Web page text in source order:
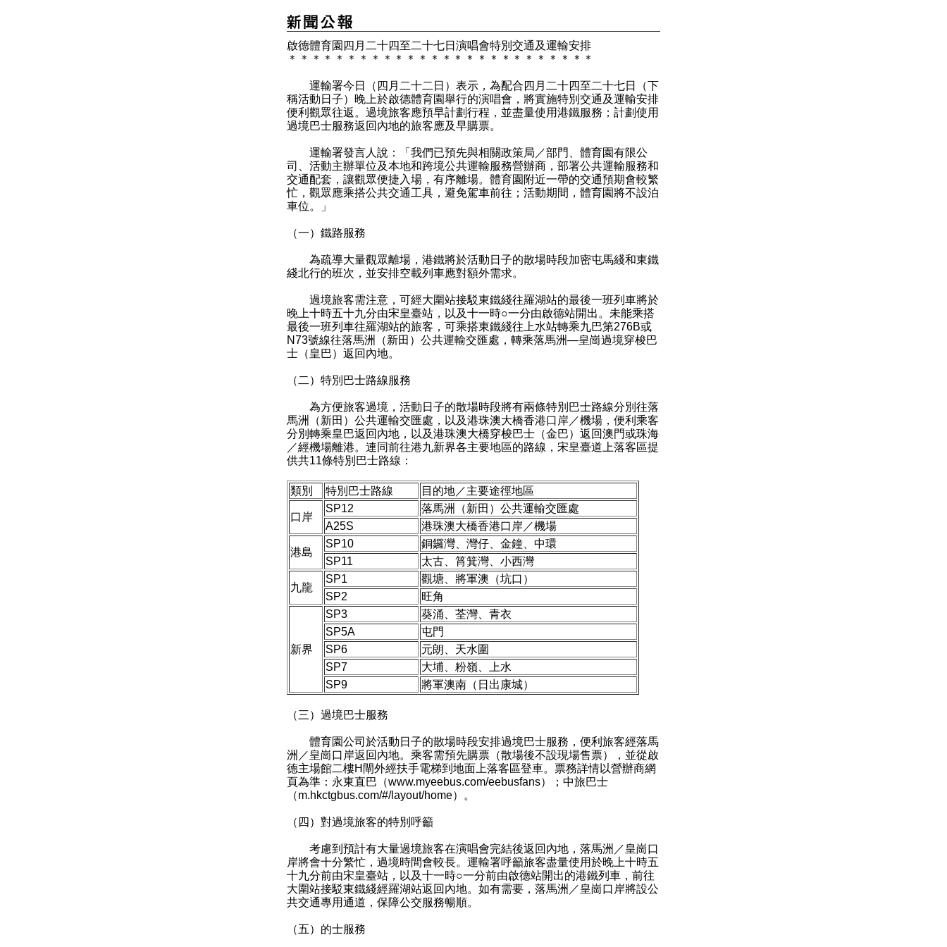
啟德體育園四月二十四至二十七日演唱會特別交通及運輸安排
＊
＊ ＊ ＊ ＊ ＊ ＊ ＊ ＊ ＊ ＊ ＊ ＊ ＊ ＊ ＊ ＊ ＊ ＊ ＊ ＊ ＊ ＊ ＊ ＊ ＊
運輸署今日（四月二十二日）表示，為配合四月二十四至二十七日（下
稱活動日子）晚上於啟德體育園舉行的演唱會，將實施特別交通及運輸安排
便利觀眾往返。過境旅客應預早計劃行程，並盡量使用港鐵服務；計劃使用
過境巴士服務返回內地的旅客應及早購票。
運輸署發言人說：「我們已預先與相關政策局／部門、體育園有限公
司、活動主辦單位及本地和跨境公共運輸服務營辦商，部署公共運輸服務和
交通配套，讓觀眾便捷入場，有序離場。體育園附近一帶的交通預期會較繁
忙，觀眾應乘搭公共交通工具，避免駕車前往；活動期間，體育園將不設泊
車位。」
（一）鐵路服務
為疏導大量觀眾離場，港鐵將於活動日子的散場時段加密屯馬綫和東鐵
綫北行的班次，並安排空載列車應對額外需求。
過境旅客需注意，可經大圍站接駁東鐵綫往羅湖站的最後一班列車將於
晚上十時五十九分由宋皇臺站，以及十一時○一分由啟德站開出。未能乘搭
最後一班列車往羅湖站的旅客，可乘搭東鐵綫往上水站轉乘九巴第276B或
N73號線往落馬洲（新田）公共運輸交匯處，轉乘落馬洲—皇崗過境穿梭巴
士（皇巴）返回內地。
（二）特別巴士路線服務
為方便旅客過境，活動日子的散場時段將有兩條特別巴士路線分別往落
馬洲（新田）公共運輸交匯處，以及港珠澳大橋香港口岸／機場，便利乘客
分別轉乘皇巴返回內地，以及港珠澳大橋穿梭巴士（金巴）返回澳門或珠海
／經機場離港。連同前往港九新界各主要地區的路線，宋皇臺道上落客區提
供共11條特別巴士路線：
類別 特別巴士路線 目的地／主要途徑地區
口岸
SP12
落馬洲（新田）公共運輸交匯處
A25S
港珠澳大橋香港口岸／機場
港島
SP10
銅鑼灣、灣仔、金鐘、中環
SP11
太古、筲箕灣、小西灣
九龍
SP1
觀塘、將軍澳（坑口）
SP2
旺角
新界
SP3
葵涌、荃灣、青衣
SP5A
屯門
SP6
元朗、天水圍
SP7
大埔、粉嶺、上水
SP9
將軍澳南（日出康城）
（三）過境巴士服務
體育園公司於活動日子的散場時段安排過境巴士服務，便利旅客經落馬
洲／皇崗口岸返回內地。乘客需預先購票（散場後不設現場售票），並從啟
德主場館二樓H閘外經扶手電梯到地面上落客區登車。票務詳情以營辦商網
頁為準：永東直巴（www.myeebus.com/eebusfans）；中旅巴士
（m.hkctgbus.com/#/layout/home）。
（四）對過境旅客的特別呼籲
考慮到預計有大量過境旅客在演唱會完結後返回內地，落馬洲／皇崗口
岸將會十分繁忙，過境時間會較長。運輸署呼籲旅客盡量使用於晚上十時五
十九分前由宋皇臺站，以及十一時○一分前由啟德站開出的港鐵列車，前往
大圍站接駁東鐵綫經羅湖站返回內地。如有需要，落馬洲／皇崗口岸將設公
共交通專用通道，保障公交服務暢順。
（五）的士服務